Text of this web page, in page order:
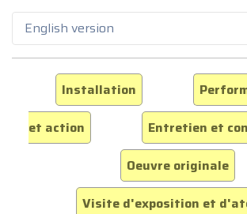
English version
Installation
et action
Entretien et
Oeuvre originale
Visite d'exposition et